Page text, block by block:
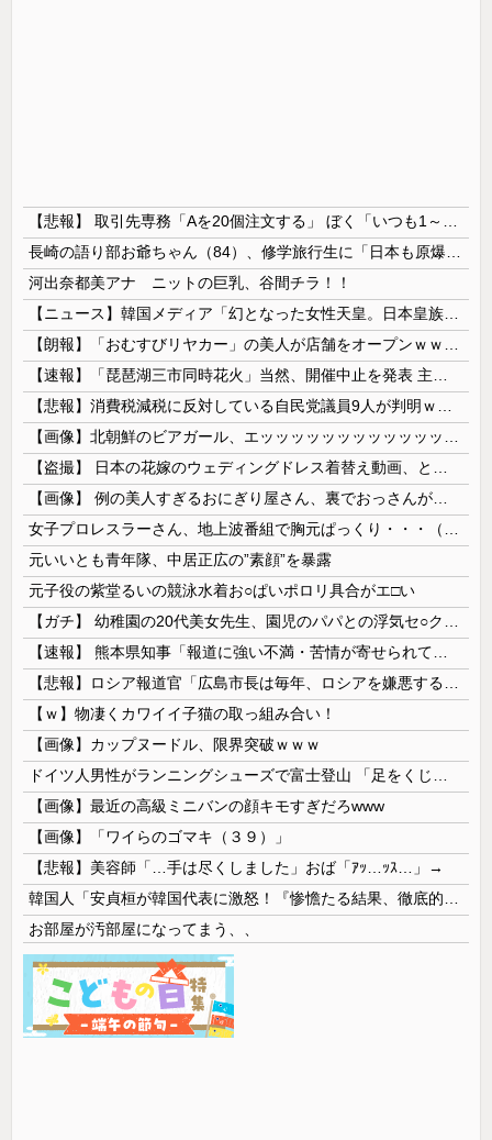
河出奈都美アナ ニットの巨乳、谷間チラ！！
元いいとも青年隊、中居正広の”素顔”を暴露
元子役の紫堂るいの競泳水着お○ぱいポロリ具合がエ□い
【ｗ】物凄くカワイイ子猫の取っ組み合い！
【画像】カップヌードル、限界突破ｗｗｗ
【画像】最近の高級ミニバンの顔キモすぎだろwww
【画像】「ワイらのゴマキ（３９）」
【悲報】美容師「…手は尽くしました」おば「ｱｯ…ｯｽ…」→
お部屋が汚部屋になってまう、、